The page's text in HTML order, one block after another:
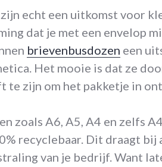
echt een uitkomst voor
dat je met een envelop
brievenbusdozen een
Het mooie is dat ze
zijn om het pakketje in
zoals A6, A5, A4 en zelfs
recyclebaar. Dit draagt bij
van je bedrijf. Want